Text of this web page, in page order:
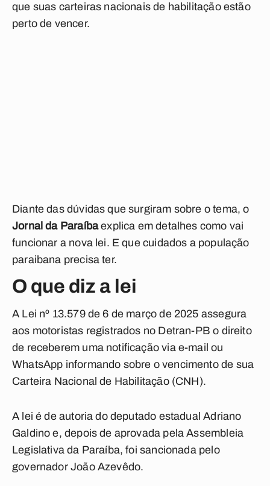
que suas carteiras nacionais de habilitação estão
perto de vencer.
Diante das dúvidas que surgiram sobre o tema, o
Jornal da Paraíbaexplica em detalhes como vai
funcionar a nova lei. E que cuidados a população
paraibana precisa ter.
O que diz a lei
A Lei nº 13.579 de 6 de março de 2025 assegura
aos motoristas registrados no Detran-PB o direito
de receberem uma notificação via e-mail ou
WhatsApp informando sobre o vencimento de sua
Carteira Nacional de Habilitação (CNH).
A lei é de autoria do deputado estadual Adriano
Galdino e, depois de aprovada pela Assembleia
Legislativa da Paraíba, foi sancionada pelo
governador João Azevêdo.